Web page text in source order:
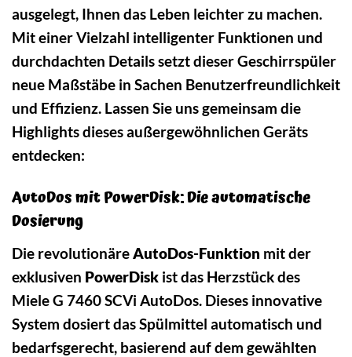
ausgelegt, Ihnen das Leben leichter zu machen.
Mit einer Vielzahl intelligenter Funktionen und
durchdachten Details setzt dieser Geschirrspüler
neue Maßstäbe in Sachen Benutzerfreundlichkeit
und Effizienz. Lassen Sie uns gemeinsam die
Highlights dieses außergewöhnlichen Geräts
entdecken:
AutoDos mit PowerDisk: Die automatische
Dosierung
Die revolutionäre AutoDos-Funktion mit der
exklusiven PowerDisk ist das Herzstück des
Miele G 7460 SCVi AutoDos. Dieses innovative
System dosiert das Spülmittel automatisch und
bedarfsgerecht, basierend auf dem gewählten